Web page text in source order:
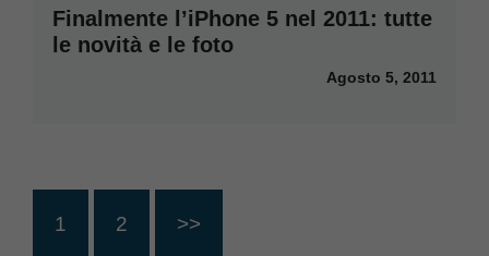
Finalmente l’iPhone 5 nel 2011: tutte
le novità e le foto
Agosto 5, 2011
1 2 >>